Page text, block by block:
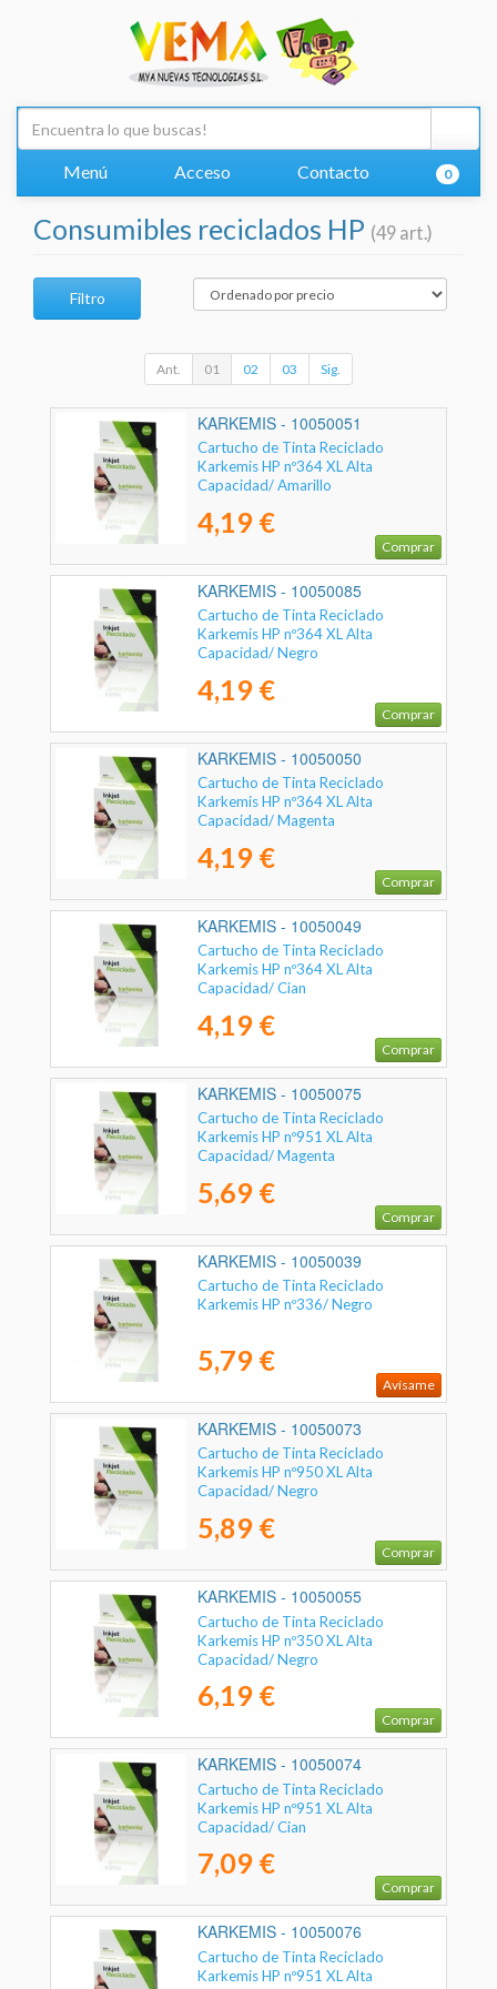
Menú Acceso Contacto 0
Consumibles reciclados HP (49 art.)
Filtro
Ant. 01 02 03 Sig.
KARKEMIS - 10050051
Cartucho de Tinta Reciclado
Karkemis HP nº364 XL Alta
Capacidad/ Amarillo
4,19 €
Comprar
KARKEMIS - 10050085
Cartucho de Tinta Reciclado
Karkemis HP nº364 XL Alta
Capacidad/ Negro
4,19 €
Comprar
KARKEMIS - 10050050
Cartucho de Tinta Reciclado
Karkemis HP nº364 XL Alta
Capacidad/ Magenta
4,19 €
Comprar
KARKEMIS - 10050049
Cartucho de Tinta Reciclado
Karkemis HP nº364 XL Alta
Capacidad/ Cian
4,19 €
Comprar
KARKEMIS - 10050075
Cartucho de Tinta Reciclado
Karkemis HP nº951 XL Alta
Capacidad/ Magenta
5,69 €
Comprar
KARKEMIS - 10050039
Cartucho de Tinta Reciclado
Karkemis HP nº336/ Negro
5,79 €
Avísame
KARKEMIS - 10050073
Cartucho de Tinta Reciclado
Karkemis HP nº950 XL Alta
Capacidad/ Negro
5,89 €
Comprar
KARKEMIS - 10050055
Cartucho de Tinta Reciclado
Karkemis HP nº350 XL Alta
Capacidad/ Negro
6,19 €
Comprar
KARKEMIS - 10050074
Cartucho de Tinta Reciclado
Karkemis HP nº951 XL Alta
Capacidad/ Cian
7,09 €
Comprar
KARKEMIS - 10050076
Cartucho de Tinta Reciclado
Karkemis HP nº951 XL Alta